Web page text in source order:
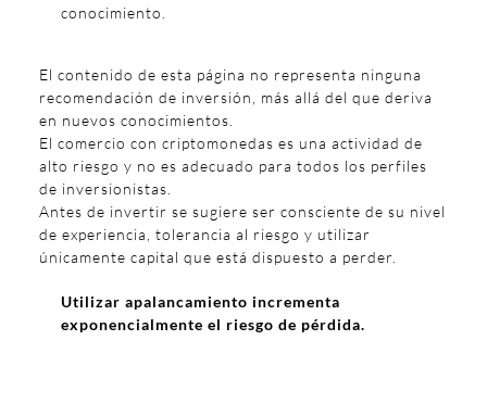
conocimiento.
El contenido de esta página no representa ninguna
recomendación de inversión, más allá del que deriva
en nuevos conocimientos.
El comercio con criptomonedas es una actividad de
alto riesgo y no es adecuado para todos los perfiles
de inversionistas.
Antes de invertir se sugiere ser consciente de su nivel
de experiencia, tolerancia al riesgo y utilizar
únicamente capital que está dispuesto a perder.
Utilizar apalancamiento incrementa
exponencialmente el riesgo de pérdida.